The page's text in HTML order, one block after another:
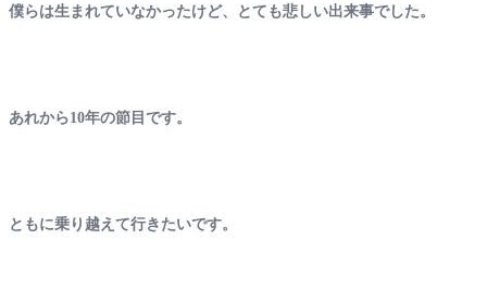
僕らは生まれていなかったけど、とても悲しい出来事でした。
あれから10年の節目です。
ともに乗り越えて行きたいです。